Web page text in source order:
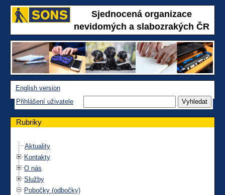
Sjednocená organizace
nevidomých a slabozrakých ČR
English version
Přihlášení uživatele
Rubriky
Aktuality
Kontakty
O nás
Služby
Pobočky (odbočky)